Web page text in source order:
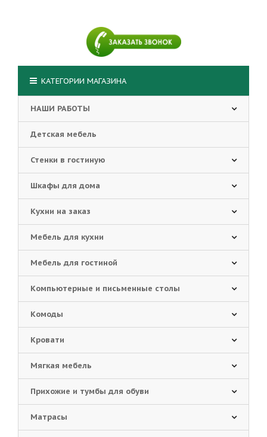
КАТЕГОРИИ МАГАЗИНА
НАШИ РАБОТЫ
Детская мебель
Стенки в гостиную
Шкафы для дома
Кухни на заказ
Мебель для кухни
Мебель для гостиной
Компьютерные и письменные столы
Комоды
Кровати
Мягкая мебель
Прихожие и тумбы для обуви
Матрасы